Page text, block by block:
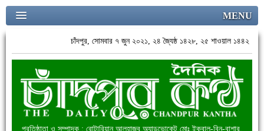
MENU
চাঁদপুর, সোমবার ৭ জুন ২০২১, ২৪ জ্যৈষ্ঠ ১৪২৮, ২৫ শাওয়াল ১৪৪২
প্রতিষ্ঠাতা ও সম্পাদক : রোটারিয়ান আলহাজ্ব অ্যাডভোকেট মোঃ ইকবাল-বিন-বাশার,